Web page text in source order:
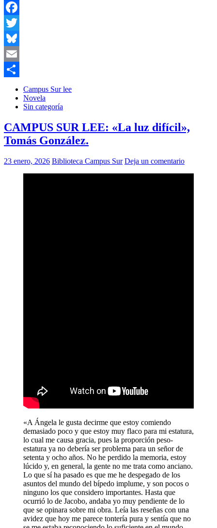
Facebook
Twitter
Bluesky
Email
Compartir
Campus Sur lee
Novela
Sin categoría
CAMPUS SUR LEE: «La luz difícil»,
Tomás González.
23 enero, 2026 Biblioteca Campus Sur Deja un comentario
«A Ángela le gusta decirme que estoy comiendo
demasiado poco y que estoy muy flaco para mi estatura,
lo cual me causa gracia, pues la proporción peso-
estatura ya no debería ser problema para un señor de
setenta y ocho años. No he perdido la memoria, estoy
lúcido y, en general, la gente no me trata como anciano.
Lo que sí ha pasado es que me he despegado de los
asuntos del mundo del bípedo implume, y son pocos o
ninguno los que considero importantes. Hasta que
ocurrió lo de Jacobo, andaba yo muy pendiente de lo
que se opinara sobre mi obra. Leía las reseñas con una
avidez que hoy me parece tontería pura y sentía que no